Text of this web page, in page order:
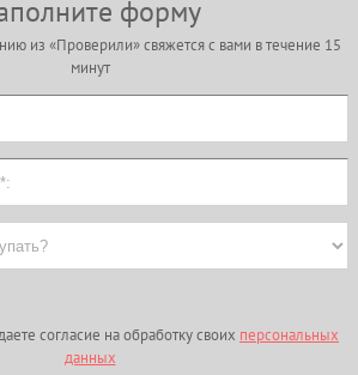
форму
из «Проверили» свяжется с вами в течение 15
минут
согласие на обработку своих персональных
данных